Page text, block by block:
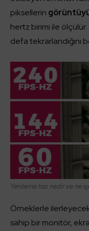
piksellerin
hertz birimi ile
defa tekrarlandığını
Yenileme hızı nedir ve ne
Örneklerle
sahip bir monitör,